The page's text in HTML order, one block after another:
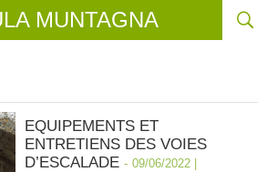
MUNTAGNA
EQUIPEMENTS ET
ENTRETIENS DES VOIES
D’ESCALADE - 09/06/2022 |